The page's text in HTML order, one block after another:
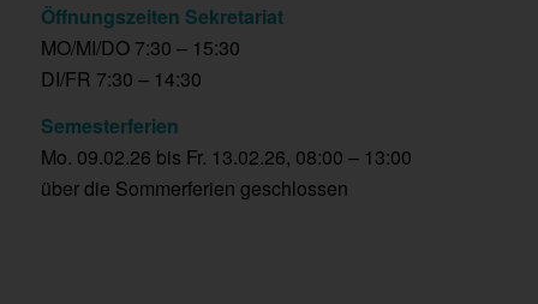
Öffnungszeiten Sekretariat
MO/MI/DO 7:30 – 15:30
DI/FR 7:30 – 14:30
Semesterferien
Mo. 09.02.26 bis Fr. 13.02.26, 08:00 – 13:00
über die Sommerferien geschlossen